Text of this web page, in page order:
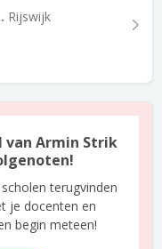
Rijswijk
Armin Strik
terugvinden
je docenten en
begin meteen!